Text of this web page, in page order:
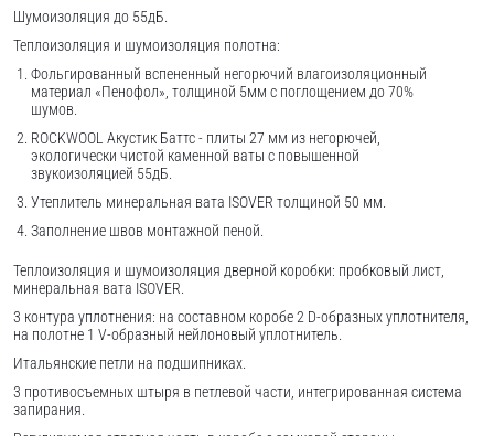
Шумоизоляция до 55дБ.
Теплоизоляция и шумоизоляция полотна:
Фольгированный вспененный негорючий влагоизоляционный
материал «Пенофол», толщиной 5мм с поглощением до 70%
шумов.
ROCKWOOL Акустик Баттс - плиты 27 мм из негорючей,
экологически чистой каменной ваты с повышенной
звукоизоляцией 55дБ.
Утеплитель минеральная вата ISOVER толщиной 50 мм.
Заполнение швов монтажной пеной.
Теплоизоляция и шумоизоляция дверной коробки: пробковый лист,
минеральная вата ISOVER.
3 контура уплотнения: на составном коробе 2 D-образных уплотнителя,
на полотне 1 V-образный нейлоновый уплотнитель.
Итальянские петли на подшипниках.
3 противосъемных штыря в петлевой части, интегрированная система
запирания.